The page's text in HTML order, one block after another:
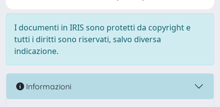
I documenti in IRIS sono protetti da copyright e
tutti i diritti sono riservati, salvo diversa
indicazione.
Informazioni